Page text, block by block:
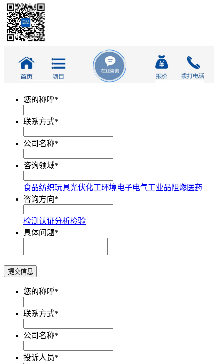
您的称呼*
联系方式*
公司名称*
咨询领域*
食品纺织玩具光伏化工环境电子电气工业品 阻燃医药
咨询方向*
检测认证分析检验
具体问题*
提交信息
您的称呼*
联系方式*
公司名称*
投诉人员*